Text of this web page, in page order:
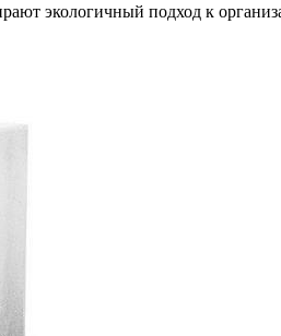
экологичный подход к